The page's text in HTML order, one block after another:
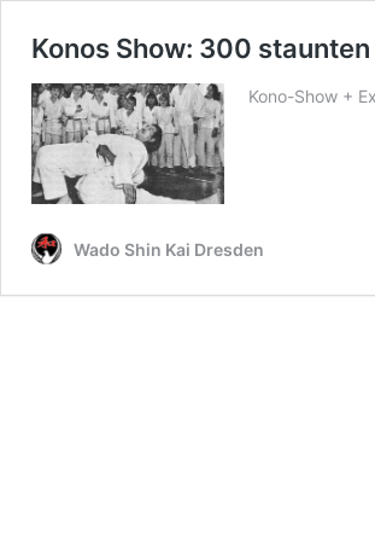
Konos Show: 300 staunten
Kono-Show +
Wado Shin Kai Dresden